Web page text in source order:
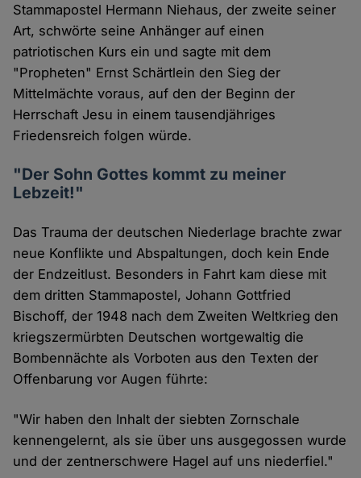
Stammapostel Hermann Niehaus, der zweite seiner
Art, schwörte seine Anhänger auf einen
patriotischen Kurs ein und sagte mit dem
"Propheten" Ernst Schärtlein den Sieg der
Mittelmächte voraus, auf den der Beginn der
Herrschaft Jesu in einem tausendjähriges
Friedensreich folgen würde.
"Der Sohn Gottes kommt zu meiner
Lebzeit!"
Das Trauma der deutschen Niederlage brachte zwar
neue Konflikte und Abspaltungen, doch kein Ende
der Endzeitlust. Besonders in Fahrt kam diese mit
dem dritten Stammapostel, Johann Gottfried
Bischoff, der 1948 nach dem Zweiten Weltkrieg den
kriegszermürbten Deutschen wortgewaltig die
Bombennächte als Vorboten aus den Texten der
Offenbarung vor Augen führte:
"Wir haben den Inhalt der siebten Zornschale
kennengelernt, als sie über uns ausgegossen wurde
und der zentnerschwere Hagel auf uns niederfiel."